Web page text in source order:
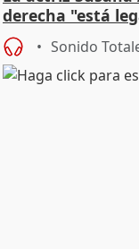
derecha "está
Sonido